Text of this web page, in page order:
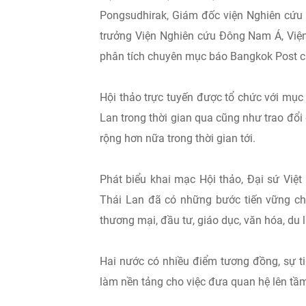
Pongsudhirak, Giám đốc viện Nghiên
trưởng Viện Nghiên cứu Đông Nam Á,
phân tích chuyên mục báo Bangkok Post
Hội thảo trực tuyến được tổ chức với
Lan trong thời gian qua cũng như trao
rộng hơn nữa trong thời gian tới.
Phát biểu khai mạc Hội thảo, Đại sứ
Thái Lan đã có những bước tiến vững
thương mại, đầu tư, giáo dục, văn hóa,
Hai nước có nhiều điểm tương đồng, sự
làm nền tảng cho việc đưa quan hệ lên